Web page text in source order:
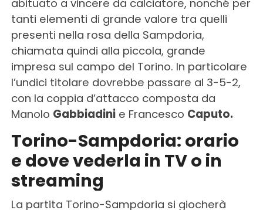
abituato a vincere da calciatore, nonché per
tanti elementi di grande valore tra quelli
presenti nella rosa della Sampdoria,
chiamata quindi alla piccola, grande
impresa sul campo del Torino. In particolare
l’undici titolare dovrebbe passare al 3-5-2,
con la coppia d’attacco composta da
Manolo Gabbiadinie Francesco Caputo.
Torino-Sampdoria: orario
e dove vederla in TV o in
streaming
La partita Torino-Sampdoria si giocherà